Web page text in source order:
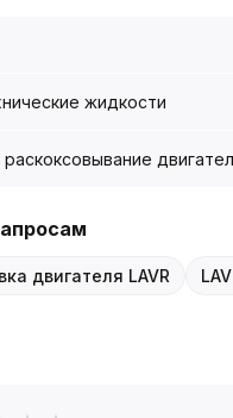
жидкости
двигателя LAVR